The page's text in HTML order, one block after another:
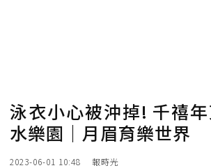
泳衣小心被沖掉! 千禧
水樂園｜月眉育樂世界
2023-06-01 10:48 報時光